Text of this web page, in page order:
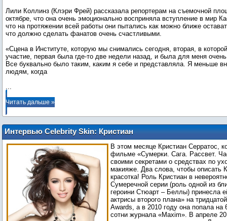
Лили Коллинз (Клэри Фрей) рассказала репортерам на съемочной
октябре, что она очень эмоционально восприняла вступление в мир
что на протяжении всей работы они пытались как можно ближе
что должно сделать фанатов очень счастливыми.
«Сцена в Институте, которую мы снимались сегодня, вторая, в
участие, первая была где-то две недели назад, и была для меня
Все буквально было таким, каким я себе и представляла. Я меньше
...
Читать дальше »
Интервью Celebrity Skin: Кристиан
Серратос
В этом месяце Кристиан Серратос,
фильме «Сумерки. Сага. Рассвет.
своими секретами о средствах по
макияже. Два слова, чтобы описать
красотка! Роль Кристиан в
Сумеречной серии (роль одной из
героини Стюарт – Беллы) принесла
актрисы второго плана» на
Awards, а в 2010 году она попала на
сотни журнала «Maxim». В апреле